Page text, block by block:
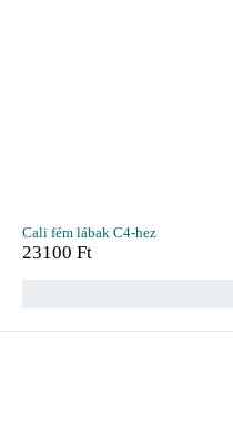
Cali fém lábak C4-hez
23100 Ft